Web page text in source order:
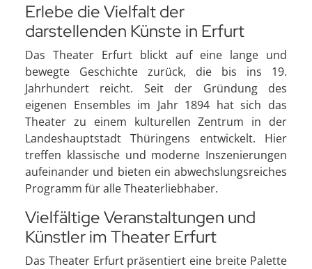
Erlebe die Vielfalt der
darstellenden Künste in Erfurt
Das Theater Erfurt blickt auf eine lange und
bewegte Geschichte zurück, die bis ins 19.
Jahrhundert reicht. Seit der Gründung des
eigenen Ensembles im Jahr 1894 hat sich das
Theater zu einem kulturellen Zentrum in der
Landeshauptstadt Thüringens entwickelt. Hier
treffen klassische und moderne Inszenierungen
aufeinander und bieten ein abwechslungsreiches
Programm für alle Theaterliebhaber.
Vielfältige Veranstaltungen und
Künstler im Theater Erfurt
Das Theater Erfurt präsentiert eine breite Palette